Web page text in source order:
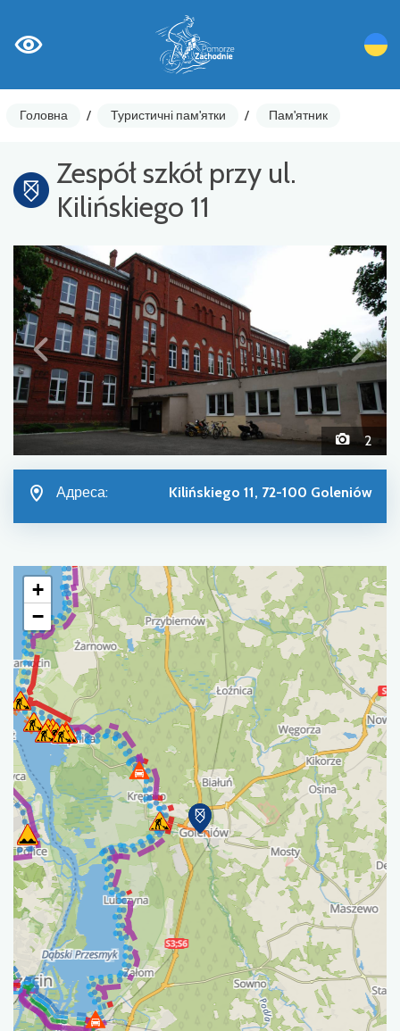
Головна / Туристичні пам'ятки / Пам'ятник
Zespół szkół przy ul.
Kilińskiego 11
2
Адреса: Kilińskiego 11, 72-100 Goleniów
+
−